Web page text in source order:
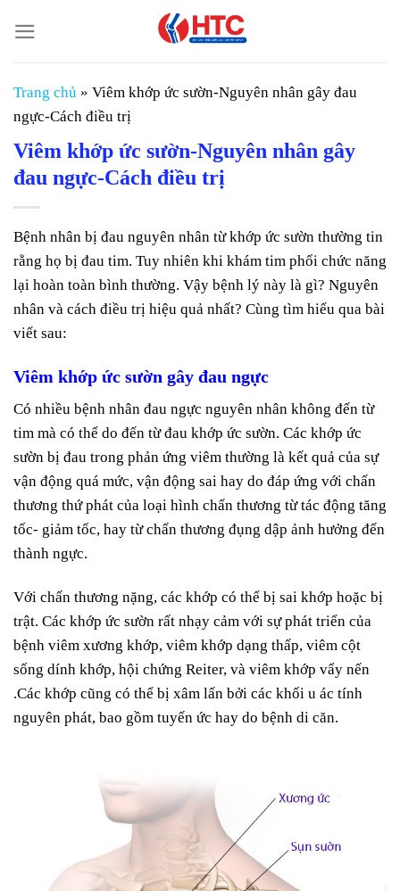
đến
nội
dung
Trang chủ » Viêm khớp ức sườn-Nguyên nhân gây đau
ngực-Cách điều trị
Viêm khớp ức sườn-Nguyên nhân gây
đau ngực-Cách điều trị
Bệnh nhân bị đau nguyên nhân từ khớp ức sườn thường tin
rằng họ bị đau tim. Tuy nhiên khi khám tim phổi chức năng
lại hoàn toàn bình thường. Vậy bệnh lý này là gì? Nguyên
nhân và cách điều trị hiệu quả nhất? Cùng tìm hiểu qua bài
viết sau:
Viêm khớp ức sườn gây đau ngực
Có nhiều bệnh nhân đau ngực nguyên nhân không đến từ
tim mà có thể do đến từ đau khớp ức sườn. Các khớp ức
sườn bị đau trong phản ứng viêm thường là kết quả của sự
vận động quá mức, vận động sai hay do đáp ứng với chấn
thương thứ phát của loại hình chấn thương từ tác động tăng
tốc- giảm tốc, hay từ chấn thương đụng dập ảnh hưởng đến
thành ngực.
Với chấn thương nặng, các khớp có thể bị sai khớp hoặc bị
trật. Các khớp ức sườn rất nhạy cảm với sự phát triển của
bệnh viêm xương khớp, viêm khớp dạng thấp, viêm cột
sống dính khớp, hội chứng Reiter, và viêm khớp vẩy nến
.Các khớp cũng có thể bị xâm lấn bởi các khối u ác tính
nguyên phát, bao gồm tuyến ức hay do bệnh di căn.